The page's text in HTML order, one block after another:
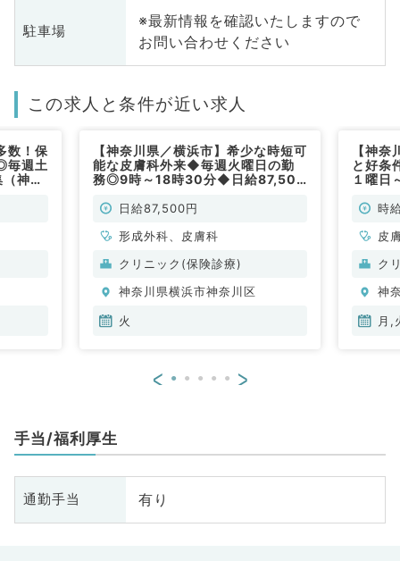
駐車場
※最新情報を確認いたしますので
お問い合わせください
この求人と条件が近い求人
数！保
毎週土
神奈
【神奈川県／横浜市】希少な時短可
能な皮膚科外来◆毎週火曜日の勤
務◎9時～18時30分◆日給87,500
（皮膚科・形成外科／非常勤）
日給87,500円
形成外科、皮膚科
クリニック(保険診療)
神奈川県横浜市神奈川区
火
【神
と好条
１曜日
時
皮
ク
神
月,
< >
手当/福利厚生
通勤手当 有り